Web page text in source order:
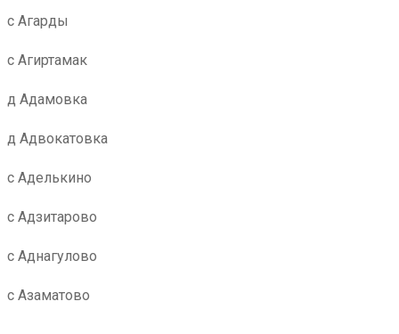
с Агарды
с Агиртамак
д Адамовка
д Адвокатовка
с Аделькино
с Адзитарово
с Аднагулово
с Азаматово